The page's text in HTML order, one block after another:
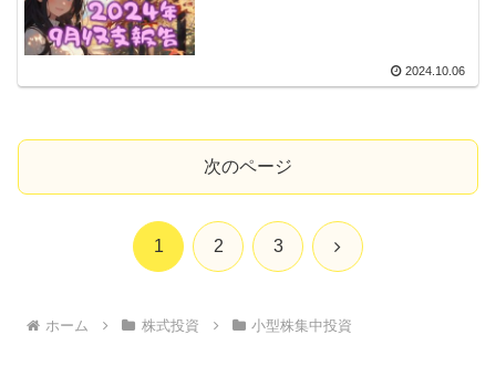
2024.10.06
次のページ
1 2 3 次
ホーム 株式投資 小型株集中投資